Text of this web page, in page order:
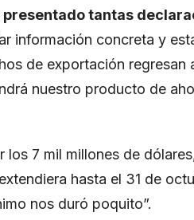
presentado tantas
información concreta y
de exportación regresan
nuestro producto de
7 mil millones de
hasta el 31 de
nos duró poquito”.